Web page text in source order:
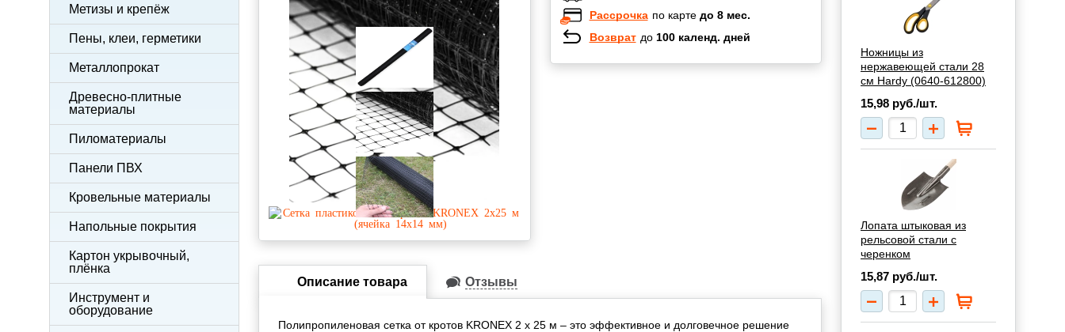
Метизы и крепёж
Пены, клеи, герметики
Металлопрокат
Древесно-плитные
материалы
Пиломатериалы
Панели ПВХ
Кровельные материалы
Напольные покрытия
Картон укрывочный,
плёнка
Инструмент и
оборудование
Рассрочка по карте до 8 мес.
Возврат до 100 календ. дней
Описание товара Отзывы
Полипропиленовая сетка от кротов KRONEX 2 х 25 м – это эффективное и долговечное решение
Ножницы из
нержавеющей стали 28
см Hardy (0640-612800)
15,98 руб./шт.
Лопата штыковая из
рельсовой стали с
черенком
15,87 руб./шт.